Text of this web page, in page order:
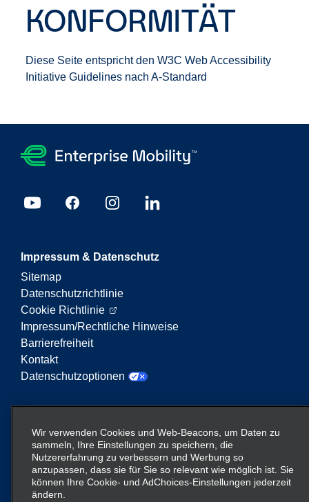
KONFORMITÄT
Diese Seite entspricht den W3C Web Accessibility
Initiative Guidelines nach A-Standard
Impressum & Datenschutz
Sitemap
Datenschutzrichtlinie
Cookie Richtlinie
Impressum/Rechtliche Hinweise
Barrierefreiheit
Kontakt
Datenschutzoptionen
Mobilitätsservices. Der Begriff „Enterprise Mobility“
auf dieser Website verweist auf bestimmte
Unternehmenseinheiten und/oder die Marke
Enterprise Mobility, wobei Informationen zu vielen
Unternehmen übermittelt werden. Diese Verweise
Wir verwenden Cookies und Web-Beacons, um Daten zu
sammeln, Ihre Einstellungen zu speichern, die
Nutzererfahrung zu verbessern und Werbung so
anzupassen, dass sie für Sie so relevant wie möglich ist. Sie
können Ihre Cookie- und AdChoices-Einstellungen jederzeit
ändern.